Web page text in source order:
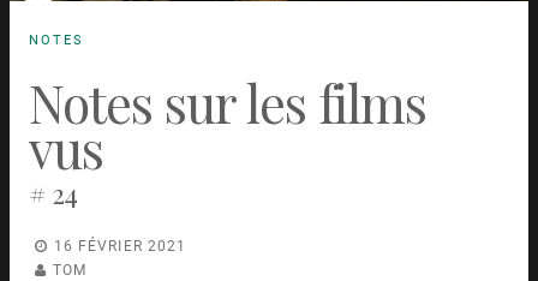
NOTES
Notes sur les films
vus
# 24
16 FÉVRIER 2021
TOM